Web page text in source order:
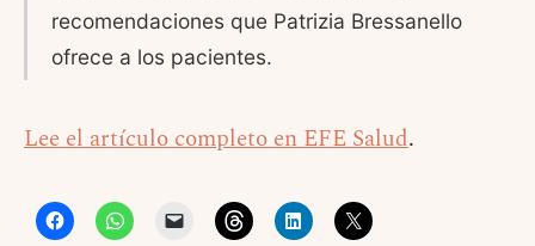
recomendaciones que Patrizia Bressanello
ofrece a los pacientes.
Lee el artículo completo en EFE Salud.